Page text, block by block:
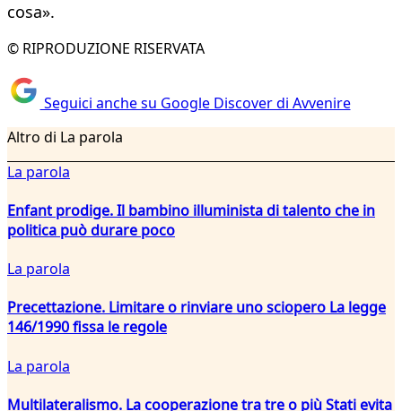
cosa».
© RIPRODUZIONE RISERVATA
Seguici anche su Google Discover di Avvenire
Altro di La parola
La parola
Enfant prodige. Il bambino illuminista di talento che in
politica può durare poco
La parola
Precettazione. Limitare o rinviare uno sciopero La legge
146/1990 fissa le regole
La parola
Multilateralismo. La cooperazione tra tre o più Stati evita